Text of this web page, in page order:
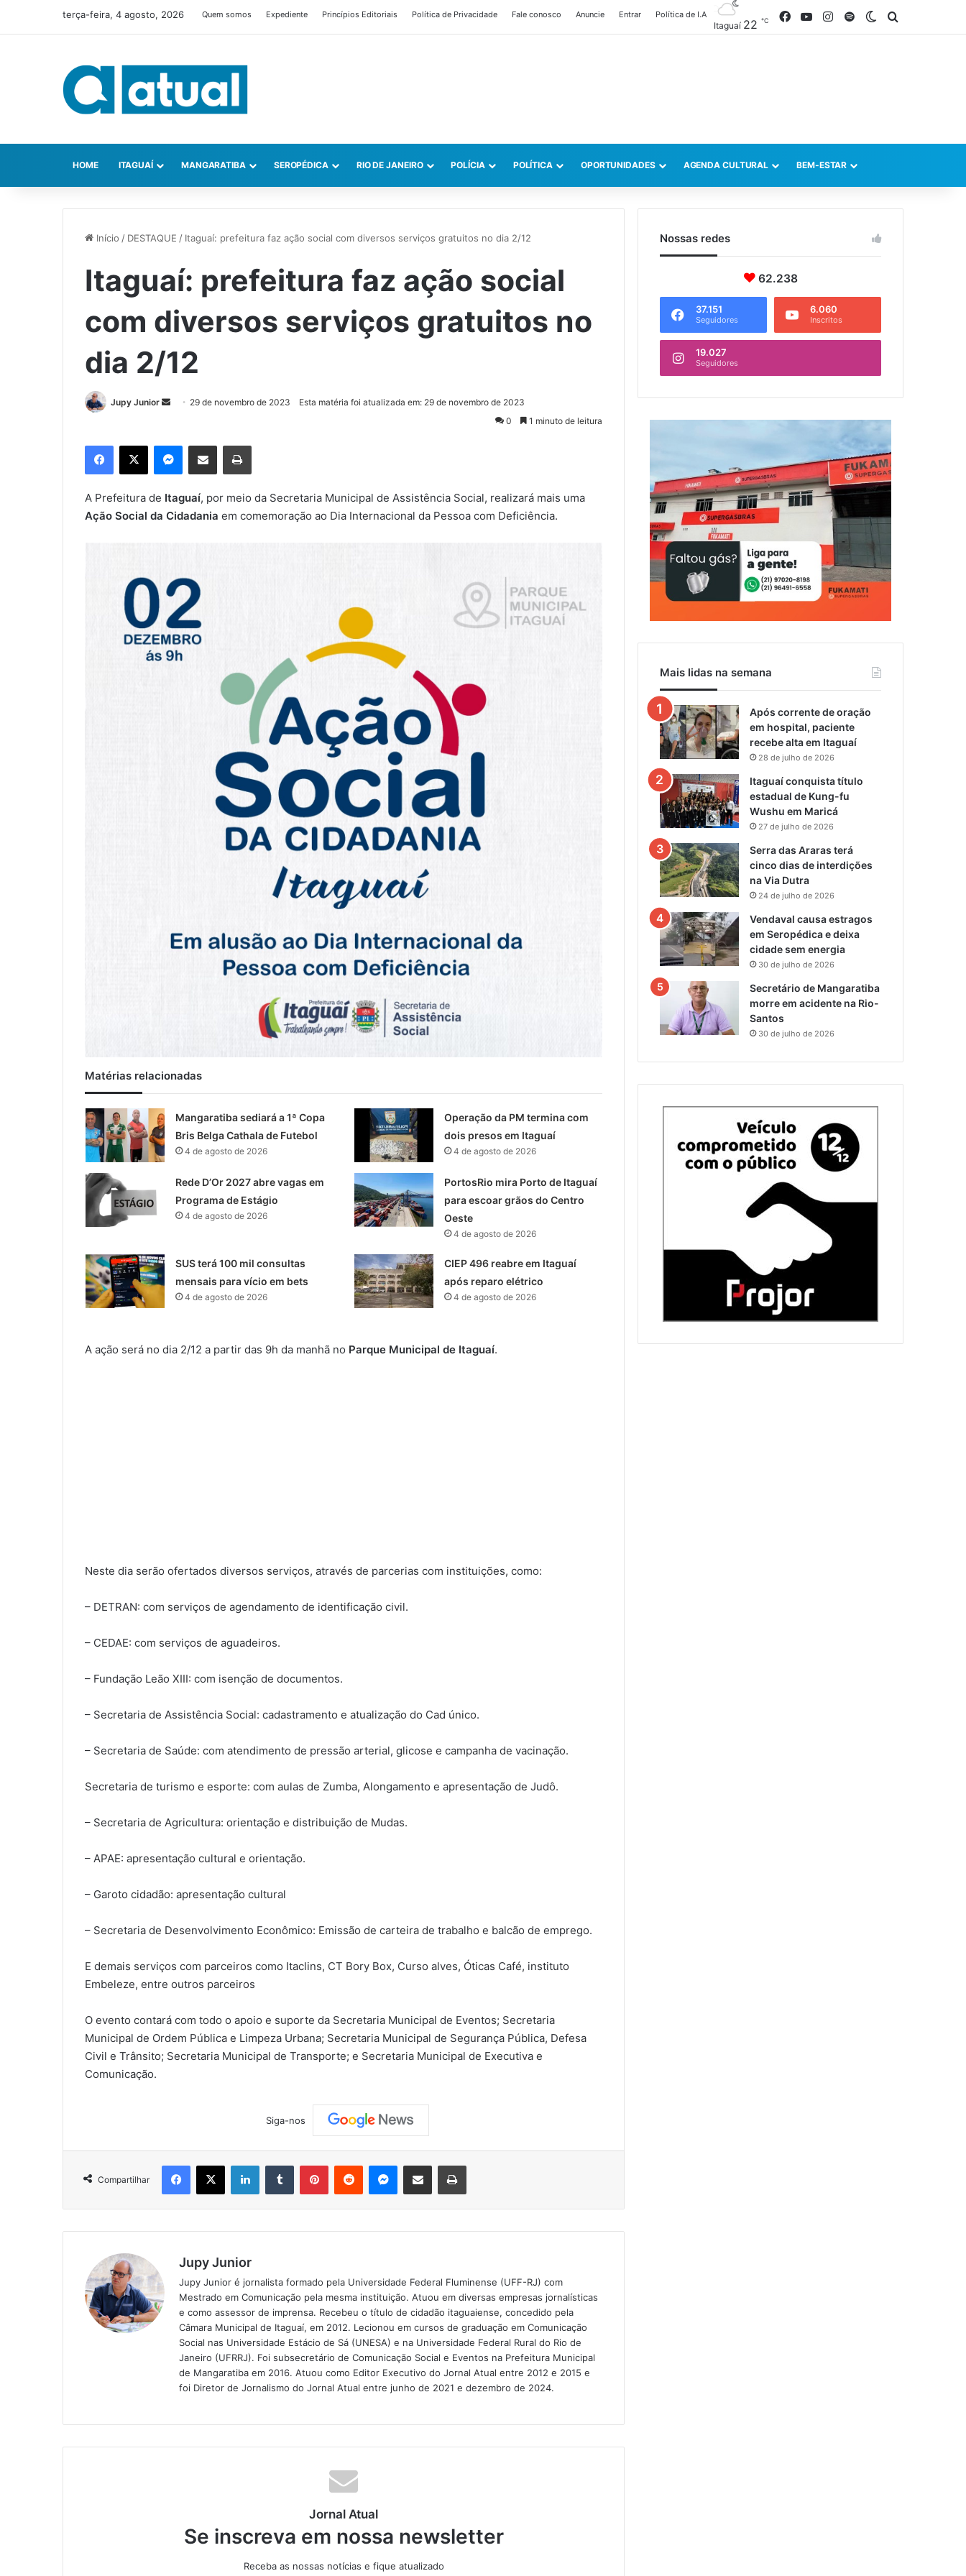
terça-feira, 4 agosto, 2026 Quem somos Expediente Princípios Editoriais Política de Privacidade Fale conosco Anuncie Entrar Política de I.A
Itaguaí 22 ℃ FacebookYouTubeInstagram
SpotifySwitch skin
HOME ITAGUAÍ MANGARATIBA SEROPÉDICA RIO DE JANEIRO POLÍCIA POLÍTICA OPORTUNIDADES AGENDA CULTURAL BEM-ESTAR
Início / DESTAQUE / Itaguaí: prefeitura faz ação social com diversos serviços gratuitos no dia 2/12
Itaguaí: prefeitura faz ação social
com diversos serviços gratuitos no
dia 2/12
Jupy Junior
d
m
e
29 de novembro de 2023
Esta matéria foi atualizada em: 29 de novembro de 2023
0
1 minuto de leitura
A Prefeitura de Itaguaí, por meio da Secretaria Municipal de Assistência Social, realizará mais uma
Ação Social da Cidadania em comemoração ao Dia Internacional da Pessoa com Deficiência.
Matérias relacionadas
Mangaratiba sediará a 1ª Copa
Bris Belga Cathala de Futebol
4 de agosto de 2026
Operação da PM termina com
dois presos em Itaguaí
4 de agosto de 2026
Rede D’Or 2027 abre vagas em
Programa de Estágio
4 de agosto de 2026
PortosRio mira Porto de Itaguaí
para escoar grãos do Centro
Oeste
4 de agosto de 2026
SUS terá 100 mil consultas
mensais para vício em bets
4 de agosto de 2026
CIEP 496 reabre em Itaguaí
após reparo elétrico
4 de agosto de 2026
A ação será no dia 2/12 a partir das 9h da manhã no Parque Municipal de Itaguaí.
Neste dia serão ofertados diversos serviços, através de parcerias com instituições, como:
– DETRAN: com serviços de agendamento de identificação civil.
– CEDAE: com serviços de aguadeiros.
– Fundação Leão XIII: com isenção de documentos.
– Secretaria de Assistência Social: cadastramento e atualização do Cad único.
– Secretaria de Saúde: com atendimento de pressão arterial, glicose e campanha de vacinação.
Secretaria de turismo e esporte: com aulas de Zumba, Alongamento e apresentação de Judô.
– Secretaria de Agricultura: orientação e distribuição de Mudas.
– APAE: apresentação cultural e orientação.
– Garoto cidadão: apresentação cultural
– Secretaria de Desenvolvimento Econômico: Emissão de carteira de trabalho e balcão de emprego.
E demais serviços com parceiros como Itaclins, CT Bory Box, Curso alves, Óticas Café, instituto
Embeleze, entre outros parceiros
O evento contará com todo o apoio e suporte da Secretaria Municipal de Eventos; Secretaria
Municipal de Ordem Pública e Limpeza Urbana; Secretaria Municipal de Segurança Pública, Defesa
Civil e Trânsito; Secretaria Municipal de Transporte; e Secretaria Municipal de Executiva e
Comunicação.
Siga-nos
Compartilhar
Jupy Junior
Jupy Junior é jornalista formado pela Universidade Federal Fluminense (UFF-RJ) com
Mestrado em Comunicação pela mesma instituição. Atuou em diversas empresas jornalísticas
e como assessor de imprensa. Recebeu o título de cidadão itaguaiense, concedido pela
Câmara Municipal de Itaguaí, em 2012. Lecionou em cursos de graduação em Comunicação
Social nas Universidade Estácio de Sá (UNESA) e na Universidade Federal Rural do Rio de
Janeiro (UFRRJ). Foi subsecretário de Comunicação Social e Eventos na Prefeitura Municipal
de Mangaratiba em 2016. Atuou como Editor Executivo do Jornal Atual entre 2012 e 2015 e
foi Diretor de Jornalismo do Jornal Atual entre junho de 2021 e dezembro de 2024.
Jornal Atual
Se inscreva em nossa newsletter
Receba as nossas notícias e fique atualizado
Nossas redes
62.238
37.151
Seguidores
6.060
Inscritos
19.027
Seguidores
Mais lidas na semana
Após corrente de oração
em hospital, paciente
recebe alta em Itaguaí
28 de julho de 2026
Itaguaí conquista título
estadual de Kung-fu
Wushu em Maricá
27 de julho de 2026
Serra das Araras terá
cinco dias de interdições
na Via Dutra
24 de julho de 2026
Vendaval causa estragos
em Seropédica e deixa
cidade sem energia
30 de julho de 2026
Secretário de Mangaratiba
morre em acidente na Rio-
Santos
30 de julho de 2026